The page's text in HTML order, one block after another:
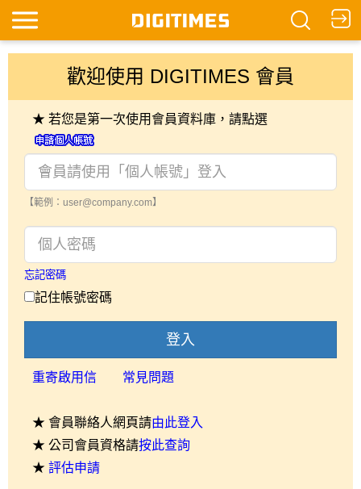
歡迎使用 DIGITIMES 會員
★ 若您是第一次使用會員資料庫，請點選
【範例：user@company.com】
忘記密碼
記住帳號密碼
登入
重寄啟用信 常見問題
★ 會員聯絡人網頁請由此登入
★ 公司會員資格請按此查詢
★ 評估申請